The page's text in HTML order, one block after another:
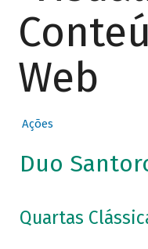
Web
Ações
Duo
Quartas